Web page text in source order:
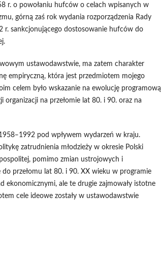
r. o powołaniu hufców o celach wpisanych w
górną zaś rok wydania rozporządzenia Rady
r. sankcjonującego dostosowanie hufców do
ustawodawstwie, ma zatem charakter
empiryczną, która jest przedmiotem mojego
celem było wskazanie na ewolucję programową
na przełomie lat 80. i 90. oraz na
pod wpływem wydarzeń w kraju.
zatrudnienia młodzieży w okresie Polski
pomimo zmian ustrojowych i
przełomu lat 80. i 90. XX wieku w programie
ekonomicznymi, ale te drugie zajmowały istotne
cele ideowe zostały w ustawodawstwie